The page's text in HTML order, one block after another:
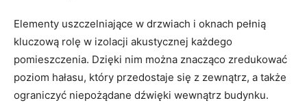
Elementy uszczelniające w drzwiach ⁢i oknach ⁢pełnią⁣
kluczową rolę w izolacji akustycznej każdego⁤
pomieszczenia. Dzięki nim można znacząco zredukować
poziom hałasu, ‍który⁢ przedostaje się z zewnątrz, a także
ograniczyć niepożądane dźwięki wewnątrz ⁣budynku.